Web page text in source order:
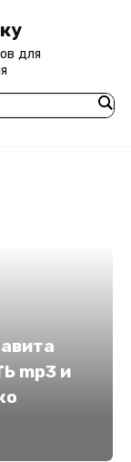
для
mp3 и